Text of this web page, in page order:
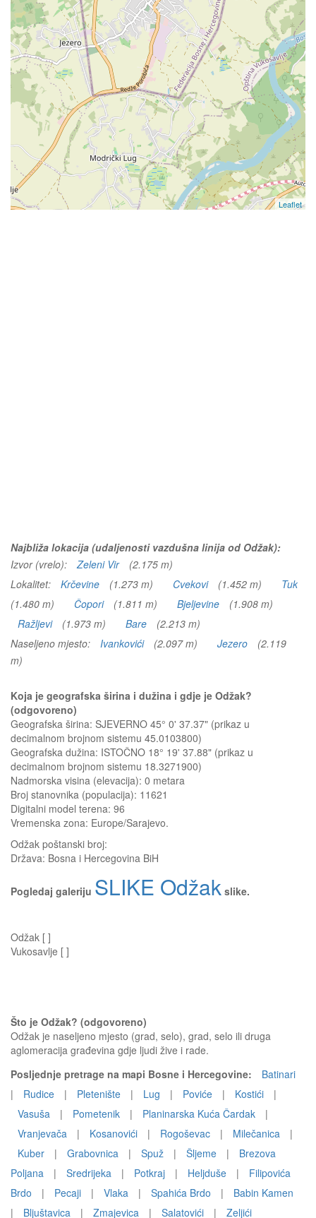
Leaflet
Najbliža lokacija (udaljenosti vazdušna linija od Odžak):
Izvor (vrelo):
Zeleni Vir
(2.175 m)
Lokalitet:
Krčevine (1.273 m) Cvekovi (1.452 m)
Tuk
(1.480 m)
Čopori (1.811 m) Bjeljevine
(1.908 m)
Ražljevi
(1.973 m) Bare
(2.213 m)
Naseljeno mjesto:
Ivankovići (2.097 m) Jezero
(2.119
m)
Koja je geografska širina i dužina i gdje je Odžak?
(odgovoreno)
Geografska širina: SJEVERNO 45° 0' 37.37" (prikaz u
decimalnom brojnom sistemu 45.0103800)
Geografska dužina: ISTOČNO 18° 19' 37.88" (prikaz u
decimalnom brojnom sistemu 18.3271900)
Nadmorska visina (elevacija): 0 metara
Broj stanovnika (populacija): 11621
Digitalni model terena: 96
Vremenska zona: Europe/Sarajevo.
Odžak poštanski broj:
Država: Bosna i Hercegovina BiH
Pogledaj galeriju SLIKE Odžak slike.
Odžak [ ]
Vukosavlje [ ]
Što je Odžak? (odgovoreno)
Odžak je naseljeno mjesto (grad, selo), grad, selo ili druga
aglomeracija građevina gdje ljudi žive i rade.
Posljednje pretrage na mapi Bosne i Hercegovine:
Batinari
|
Rudice | Pletenište | Lug | Poviće | Kostići
|
Vasuša
| Pometenik | Planinarska Kuća Čardak
|
Vranjevača
| Kosanovići | Rogoševac | Milečanica
|
Kuber
| Grabovnica | Spuž | Šljeme |
Brezova
Poljana
| Sredrijeka | Potkraj | Heljduše |
Filipovića
Brdo
| Pecaji | Vlaka | Spahića Brdo |
Babin Kamen
|
Bljuštavica | Zmajevica | Salatovići | Zeljići